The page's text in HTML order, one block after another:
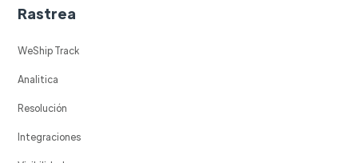
Rastrea
WeShip Track
Analitica
Resolución
Integraciones